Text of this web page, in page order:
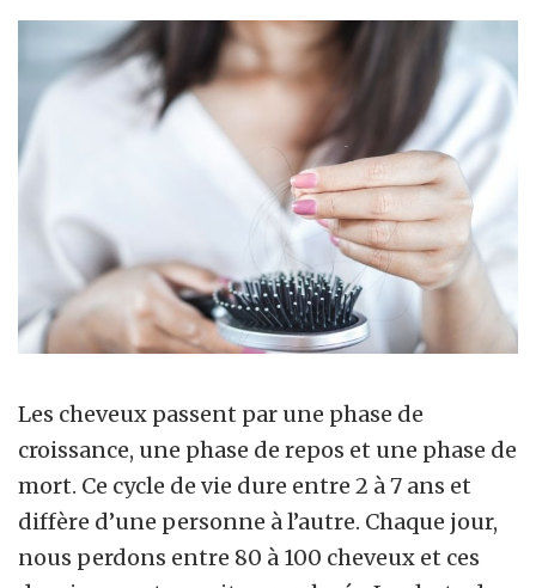
Les cheveux passent par une phase de
croissance, une phase de repos et une phase de
mort. Ce cycle de vie dure entre 2 à 7 ans et
diffère d’une personne à l’autre. Chaque jour,
nous perdons entre 80 à 100 cheveux et ces